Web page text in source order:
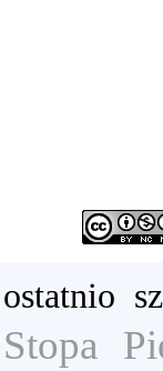
ostatnio
Stopa